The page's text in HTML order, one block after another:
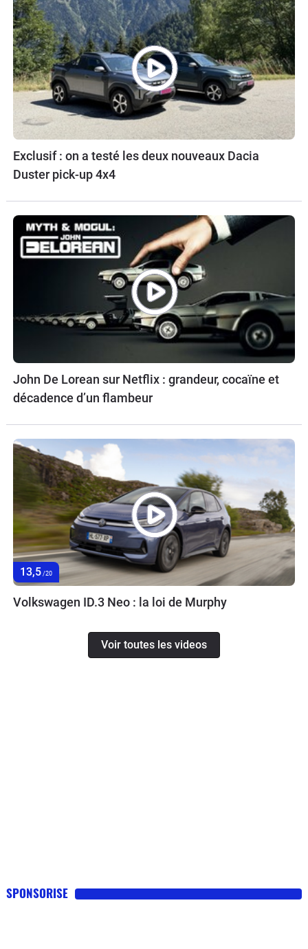
Exclusif : on a testé les deux nouveaux Dacia
Duster pick-up 4x4
John De Lorean sur Netflix : grandeur, cocaïne et
décadence d’un flambeur
13,5 /20
Volkswagen ID.3 Neo : la loi de Murphy
Voir toutes les videos
SPONSORISE